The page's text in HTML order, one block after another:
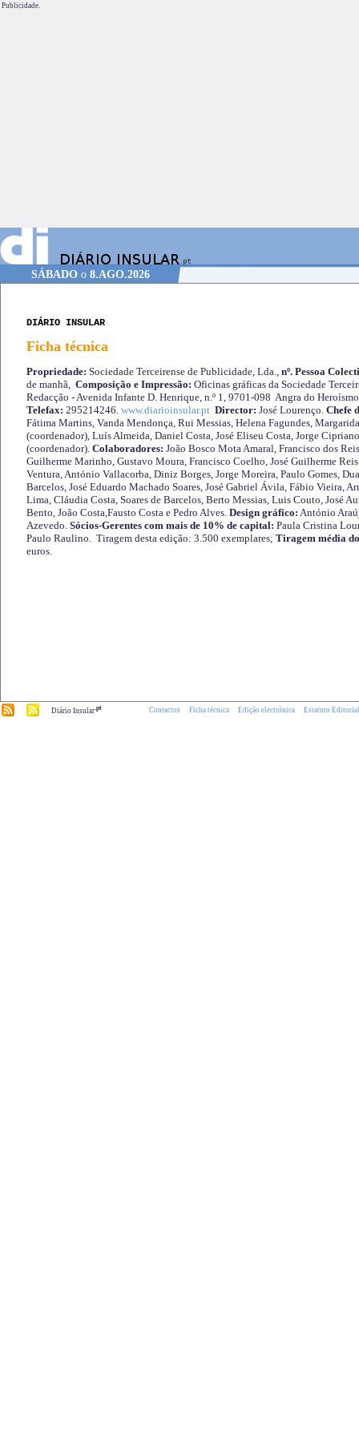
Publicidade.
SÁBADOo 8.AGO.2026
DIÁRIO INSULAR
Ficha técnica
Propriedade: Sociedade Terceirense de Publicidade, Lda., nº. Pessoa
de manhã, Composição e Impressão: Oficinas gráficas da Sociedade
Redacção - Avenida Infante D. Henrique, n.º 1, 9701-098 Angra do
Telefax: 295214246. www.diarioinsular.pt Director: José Lourenço. Chefe
Fátima Martins, Vanda Mendonça, Rui Messias, Helena Fagundes,
(coordenador), Luís Almeida, Daniel Costa, José Eliseu Costa, Jorge
(coordenador). Colaboradores: João Bosco Mota Amaral, Francisco dos
Guilherme Marinho, Gustavo Moura, Francisco Coelho, José Guilherme
Ventura, António Vallacorba, Diniz Borges, Jorge Moreira, Paulo Gomes,
Barcelos, José Eduardo Machado Soares, José Gabriel Ávila, Fábio Vieira,
Lima, Cláudia Costa, Soares de Barcelos, Berto Messias, Luis Couto, José
Bento, João Costa,Fausto Costa e Pedro Alves. Design gráfico: António
Azevedo. Sócios-Gerentes com mais de 10% de capital: Paula Cristina
Paulo Raulino. Tiragem desta edição: 3.500 exemplares; Tiragem média
euros.
Diário Insular.pt Contactos Ficha técnica Edição electrónica Estatuto Editorial